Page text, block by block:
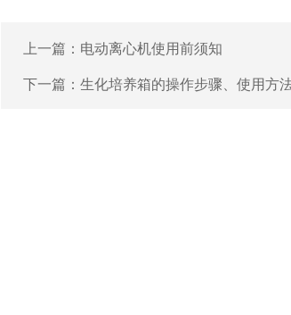
上一篇： 电动离心机使用前须知
下一篇： 生化培养箱的操作步骤、使用方